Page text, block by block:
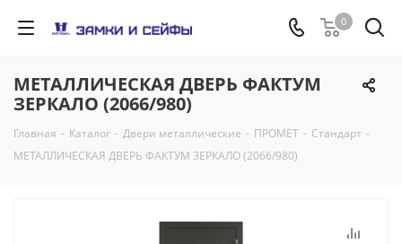
0
МЕТАЛЛИЧЕСКАЯ ДВЕРЬ ФАКТУМ
ЗЕРКАЛО (2066/980)
Главная - Каталог - Двери металлические - ПРОМЕТ - Стандарт -
МЕТАЛЛИЧЕСКАЯ ДВЕРЬ ФАКТУМ ЗЕРКАЛО (2066/980)